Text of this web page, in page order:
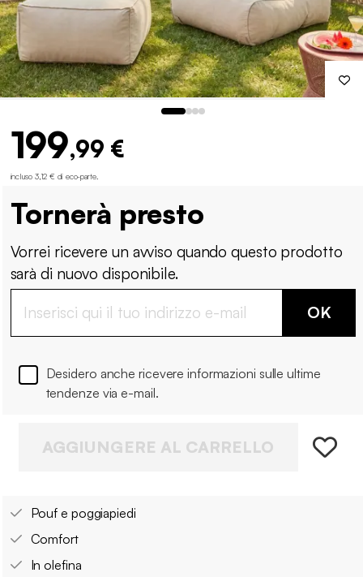
199,99 €
incluso 3,12 € di eco-parte.
Tornerà presto
Vorrei ricevere un avviso quando questo prodotto
sarà di nuovo disponibile.
OK
Desidero anche ricevere informazioni sulle ultime
tendenze via e-mail.
AGGIUNGERE AL CARRELLO
Pouf e poggiapiedi
Comfort
In olefina